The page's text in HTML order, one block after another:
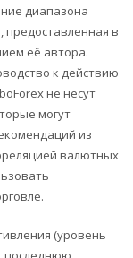
диапазона
в
её автора.
к действию
не несут
могут
из
валютных
(уровень